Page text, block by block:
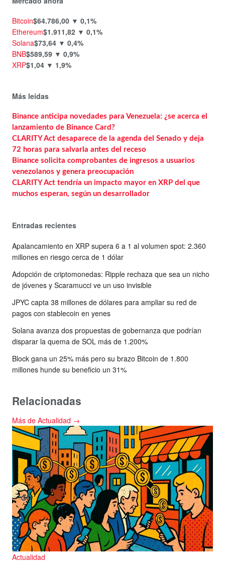
Bitcoin$64.786,00 ▼ 0,1%
Ethereum$1.911,82 ▼ 0,1%
Solana$73,64 ▼ 0,4%
BNB$589,59 ▼ 0,9%
XRP$1,04 ▼ 1,9%
Más leídas
Binance anticipa novedades para Venezuela: ¿se acerca el
lanzamiento de Binance Card?
CLARITY Act desaparece de la agenda del Senado y deja
72 horas para salvarla antes del receso
Binance solicita comprobantes de ingresos a usuarios
venezolanos y genera preocupación
CLARITY Act tendría un impacto mayor en XRP del que
muchos esperan, según un desarrollador
Entradas recientes
Apalancamiento en XRP supera 6 a 1 al volumen spot: 2.360
millones en riesgo cerca de 1 dólar
Adopción de criptomonedas: Ripple rechaza que sea un nicho
de jóvenes y Scaramucci ve un uso invisible
JPYC capta 38 millones de dólares para ampliar su red de
pagos con stablecoin en yenes
Solana avanza dos propuestas de gobernanza que podrían
disparar la quema de SOL más de 1.200%
Block gana un 25% más pero su brazo Bitcoin de 1.800
millones hunde su beneficio un 31%
Relacionadas
Más de Actualidad →
Actualidad